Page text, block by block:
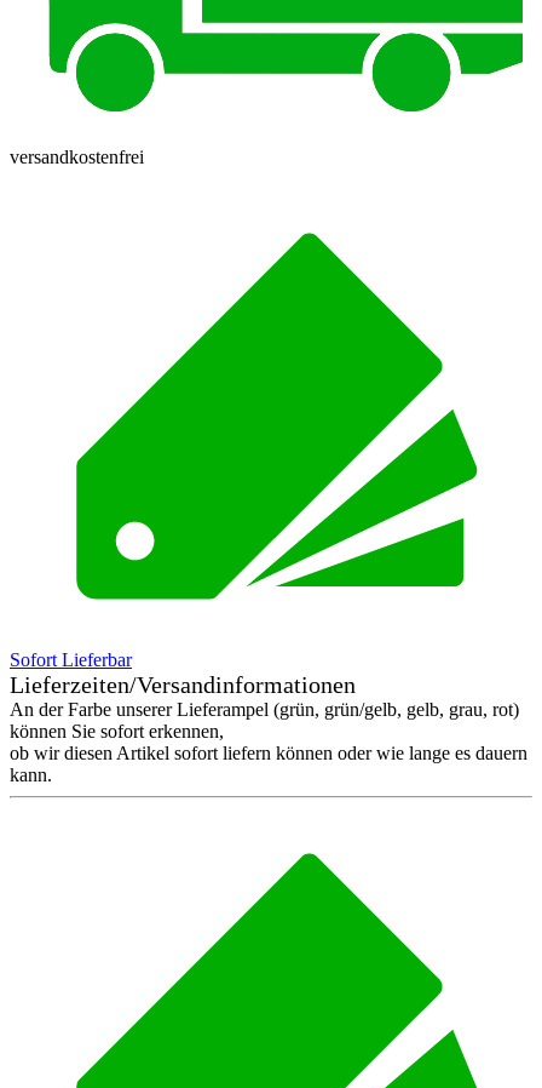
versandkostenfrei
Sofort Lieferbar
Lieferzeiten/Versandinformationen
An der Farbe unserer Lieferampel (grün, grün/gelb, gelb, grau, rot)
können Sie sofort erkennen,
ob wir diesen Artikel sofort liefern können oder wie lange es dauern
kann.